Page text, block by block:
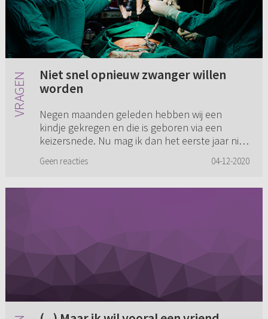
Niet snel opnieuw zwanger willen
worden
Negen maanden geleden hebben wij een
kindje gekregen en die is geboren via een
keizersnede. Nu mag ik dan het eerste jaar niet
als anticonceptie. Vroeger wilde...
Geen reacties 04-12-2020